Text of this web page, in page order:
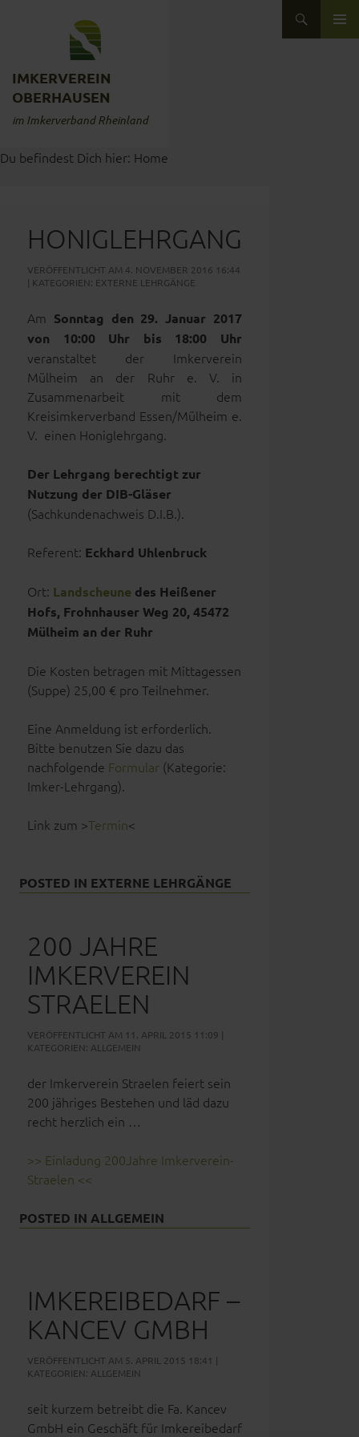
IMKERVEREIN
OBERHAUSEN
im Imkerverband Rheinland
ZUM INHALT SPRINGEN
Du befindest Dich hier: Home
HONIGLEHRGANG
VERÖFFENTLICHT AM 4. NOVEMBER 2016 16:44
| KATEGORIEN: EXTERNE LEHRGÄNGE
Am Sonntag den 29. Januar 2017
von 10:00 Uhr bis 18:00 Uhr
veranstaltet der Imkerverein
Mülheim an der Ruhr e. V. in
Zusammenarbeit mit dem
Kreisimkerverband Essen/Mülheim e.
V. einen Honiglehrgang.
Der Lehrgang berechtigt zur
Nutzung der DIB-Gläser
(Sachkundenachweis D.I.B.).
Referent: Eckhard Uhlenbruck
Ort: Landscheune des Heißener
Hofs, Frohnhauser Weg 20, 45472
Mülheim an der Ruhr
Die Kosten betragen mit Mittagessen
(Suppe) 25,00 € pro Teilnehmer.
Eine Anmeldung ist erforderlich.
Bitte benutzen Sie dazu das
nachfolgende Formular (Kategorie:
Imker-Lehrgang).
Link zum >Termin<
POSTED IN EXTERNE LEHRGÄNGE
200 JAHRE
IMKERVEREIN
STRAELEN
VERÖFFENTLICHT AM 11. APRIL 2015 11:09 |
KATEGORIEN: ALLGEMEIN
der Imkerverein Straelen feiert sein
200 jähriges Bestehen und läd dazu
recht herzlich ein …
>> Einladung 200Jahre Imkerverein-
Straelen <<
POSTED IN ALLGEMEIN
IMKEREIBEDARF –
KANCEV GMBH
VERÖFFENTLICHT AM 5. APRIL 2015 18:41 |
KATEGORIEN: ALLGEMEIN
seit kurzem betreibt die Fa. Kancev
GmbH ein Geschäft für Imkereibedarf